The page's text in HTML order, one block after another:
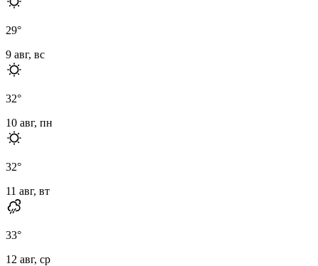
29°
9 авг, вс
32°
10 авг, пн
32°
11 авг, вт
33°
12 авг, ср